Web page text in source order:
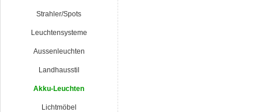
Strahler/Spots
Leuchtensysteme
Aussenleuchten
Landhausstil
Akku-Leuchten
Lichtmöbel